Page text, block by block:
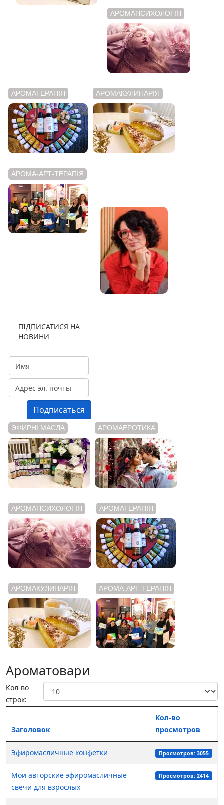
АРОМАПСИХОЛОГІЯ
АРОМАТЕРАПІЯ АРОМАКУЛИНАРІЯ
АРОМА-АРТ-ТЕРАПІЯ
ПІДПИСАТИСЯ НА
НОВИНИ
ЭФИРНІ МАСЛА АРОМАЕРОТИКА
АРОМАПСИХОЛОГІЯ АРОМАТЕРАПІЯ
АРОМАКУЛИНАРІЯ АРОМА-АРТ-ТЕРАПІЯ
Ароматовари
Кол-во
строк:
Заголовок
Кол-во
просмотров
Эфиромасличные конфетки Просмотров: 3055
Мои авторские эфиромасличные
свечи для взрослых
Просмотров: 2414